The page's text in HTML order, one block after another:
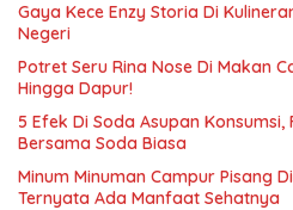
Gaya Kece Enzy Storia Di
Negeri
Potret Seru Rina Nose Di Makan
Hingga Dapur!
5 Efek Di Soda Asupan
Bersama Soda Biasa
Minum Minuman Campur Pisang
Ternyata Ada Manfaat Sehatnya